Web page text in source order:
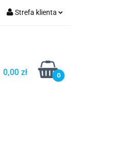
Strefa klienta
Dodaj zgłoszenie
0,00 zł 0